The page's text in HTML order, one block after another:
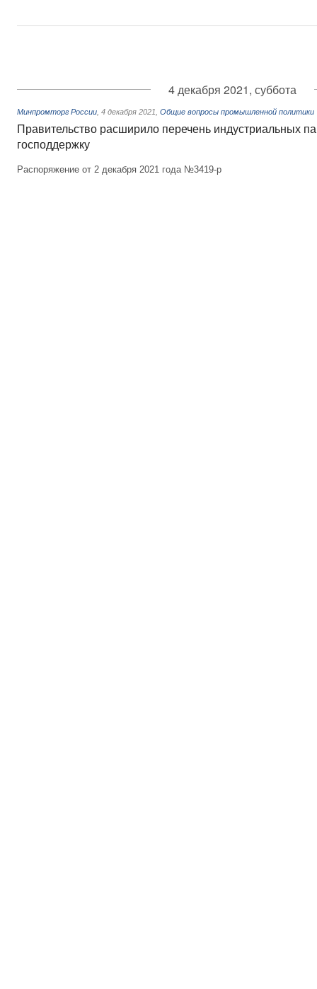
4 декабря 2021, суббота
Минпромторг России 4 декабря 2021 Общие вопросы промышленной политики
Правительство расширило перечень индустриальных
господдержку
Распоряжение от 2 декабря 2021 года №3419-р